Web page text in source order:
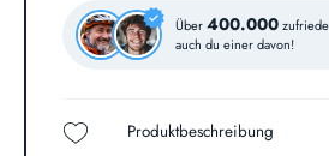
Über400.000
auch du einer davon!
Produktbeschreibung